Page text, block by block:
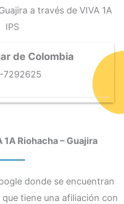
a través de VIVA 1A
IPS
de Colombia
7292625
Riohacha – Guajira
donde se encuentran
que tiene una afiliación con